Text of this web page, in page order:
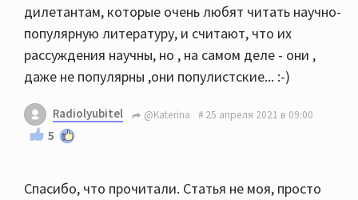
дилетантам, которые очень любят читать научно-
популярную литературу, и считают, что их
рассуждения научны, но , на самом деле - они ,
даже не популярны ,они популистские... :-)
Radiolyubitel @Katerina 25 апреля 2021 в 09:00
5
Спасибо, что прочитали. Статья не моя, просто